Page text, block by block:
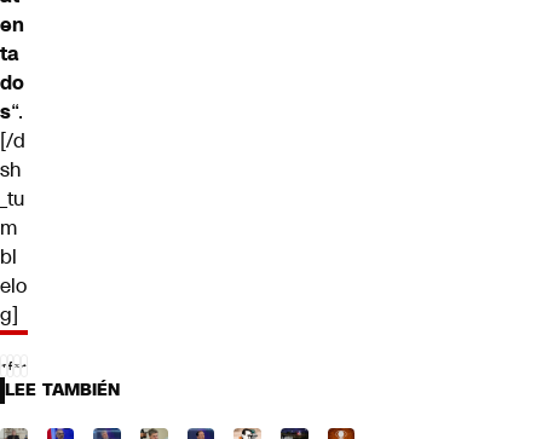
en
ta
do
s“.
[/d
sh
_tu
m
bl
elo
g]
LEE TAMBIÉN